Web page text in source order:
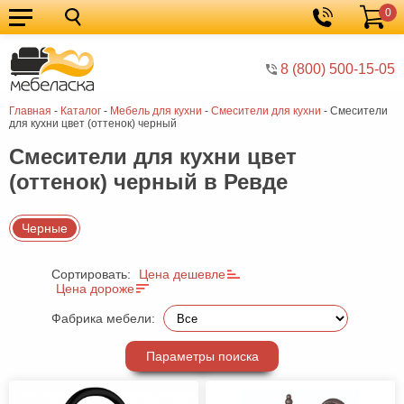
8 (800) 500-15-05
Корзина
0
Главная - Каталог - Мебель для кухни - Смесители для кухни - Смесители
для кухни цвет (оттенок) черный
Кухонные
гарнитуры
Мебель
для
кухни
Мебель
для
спальни
Кровати
Шкафы
Диваны
Мягкая
мебель
Детская
мебель
Мебель
Смесители для кухни цвет
(оттенок) черный в Ревде
Черные
Сортировать:
Цена дешевле
Цена дороже
Фабрика мебели:
Параметры поиска